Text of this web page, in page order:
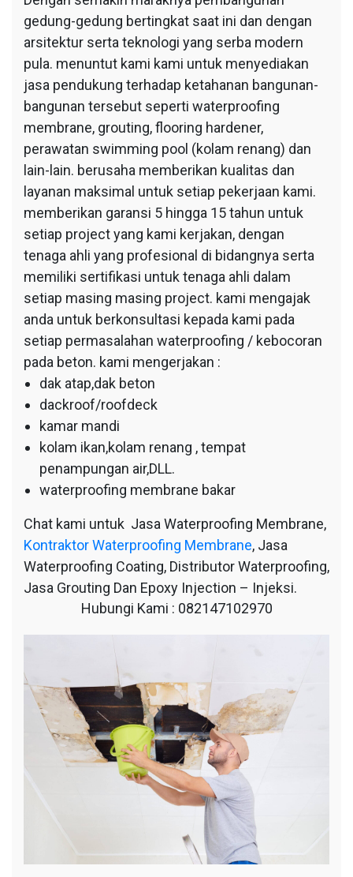
gedung-gedung bertingkat saat ini dan dengan
arsitektur serta teknologi yang serba modern
pula. menuntut kami kami untuk menyediakan
jasa pendukung terhadap ketahanan bangunan-
bangunan tersebut seperti waterproofing
membrane, grouting, flooring hardener,
perawatan swimming pool (kolam renang) dan
lain-lain. berusaha memberikan kualitas dan
layanan maksimal untuk setiap pekerjaan kami.
memberikan garansi 5 hingga 15 tahun untuk
setiap project yang kami kerjakan, dengan
tenaga ahli yang profesional di bidangnya serta
memiliki sertifikasi untuk tenaga ahli dalam
setiap masing masing project. kami mengajak
anda untuk berkonsultasi kepada kami pada
setiap permasalahan waterproofing / kebocoran
pada beton. kami mengerjakan :
dak atap,dak beton
dackroof/roofdeck
kamar mandi
kolam ikan,kolam renang , tempat
penampungan air,DLL.
waterproofing membrane bakar
Chat kami untuk Jasa Waterproofing Membrane,
Kontraktor Waterproofing Membrane, Jasa
Waterproofing Coating, Distributor Waterproofing,
Jasa Grouting Dan Epoxy Injection – Injeksi.
Hubungi Kami : 082147102970